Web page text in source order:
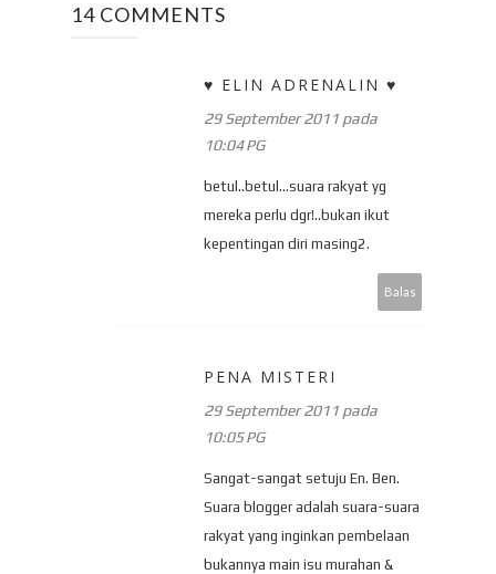
14 COMMENTS
♥ ELIN ADRENALIN ♥
29 September 2011 pada
10:04 PG
betul..betul...suara rakyat yg
mereka perlu dgr!..bukan ikut
kepentingan diri masing2.
Balas
PENA MISTERI
29 September 2011 pada
10:05 PG
Sangat-sangat setuju En. Ben.
Suara blogger adalah suara-suara
rakyat yang inginkan pembelaan
bukannya main isu murahan &